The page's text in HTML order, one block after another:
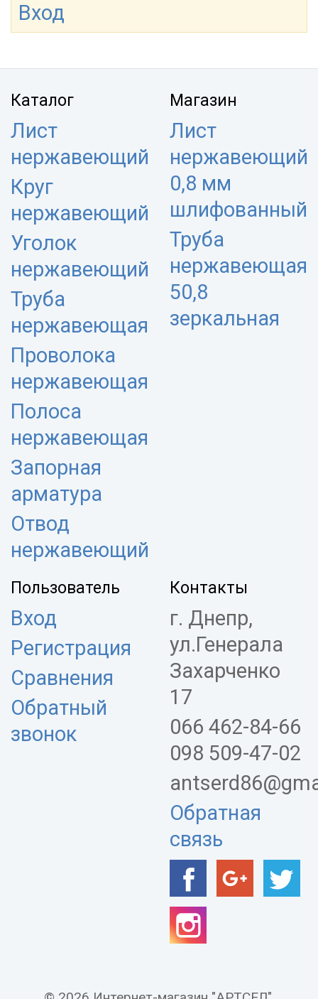
Вход
Каталог
Лист
нержавеющий
Круг
нержавеющий
Уголок
нержавеющий
Труба
нержавеющая
Проволока
нержавеющая
Полоса
нержавеющая
Запорная
арматура
Отвод
нержавеющий
Магазин
Лист
нержавеющий
0,8 мм
шлифованный
Труба
нержавеющая
50,8
зеркальная
Пользователь
Вход
Регистрация
Сравнения
Обратный
звонок
Контакты
г. Днепр,
ул.Генерала
Захарченко
17
066 462-84-66
098 509-47-02
Обратная
связь